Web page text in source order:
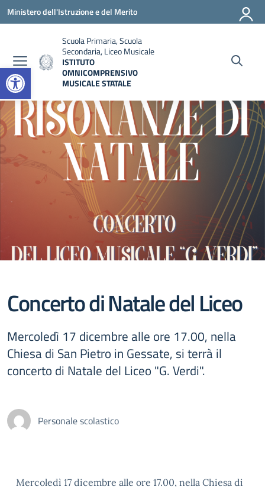
Open toolbar
Vai ai contenuti
Vai al menu di navigazione
Vai al footer
Ministero dell'Istruzione e del Merito
Scuola Primaria, Scuola
Secondaria, Liceo Musicale
ISTITUTO
OMNICOMPRENSIVO
MUSICALE STATALE
Concerto di Natale del Liceo
Mercoledì 17 dicembre alle ore 17.00, nella
Chiesa di San Pietro in Gessate, si terrà il
concerto di Natale del Liceo "G. Verdi".
Personale scolastico
Mercoledì 17 dicembre alle ore 17.00, nella Chiesa di